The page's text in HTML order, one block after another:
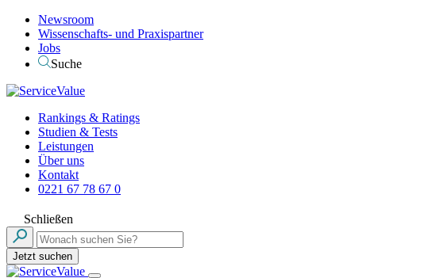
Newsroom
Wissenschafts- und Praxispartner
Jobs
Suche
Rankings & Ratings
Studien & Tests
Leistungen
Über uns
Kontakt
0221 67 78 67 0
Schließen
Jetzt suchen